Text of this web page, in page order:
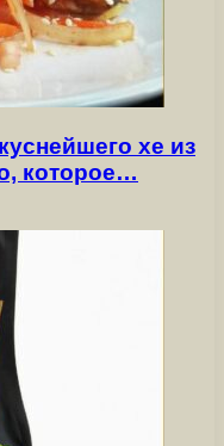
хе из
которое…